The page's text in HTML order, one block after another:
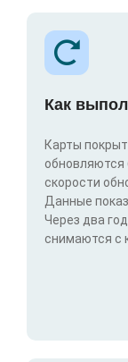
Как
Карты
скорости
Данные
Через два
снимаются с